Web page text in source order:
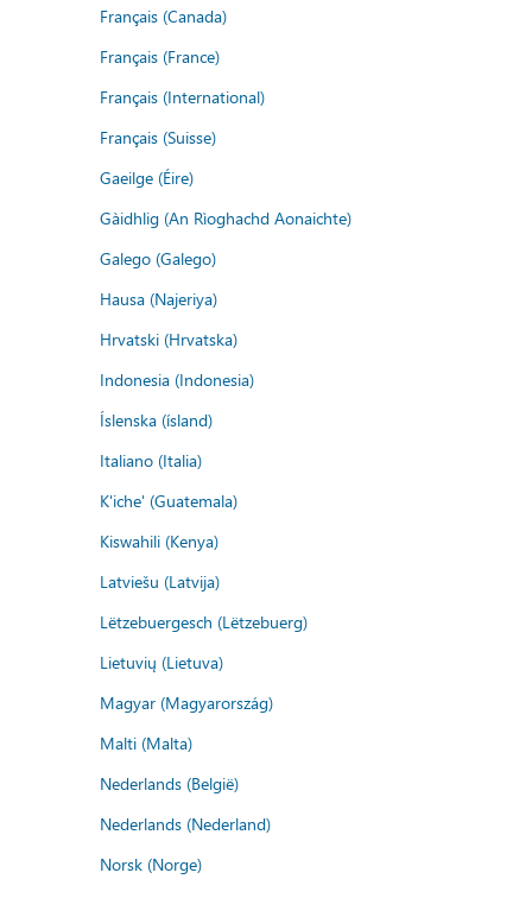
Français (Canada)
Français (France)
Français (International)
Français (Suisse)
Gaeilge (Éire)
Gàidhlig (An Rìoghachd Aonaichte)
Galego (Galego)
Hausa (Najeriya)
Hrvatski (Hrvatska)
Indonesia (Indonesia)
Íslenska (ísland)
Italiano (Italia)
K'iche' (Guatemala)
Kiswahili (Kenya)
Latviešu (Latvija)
Lëtzebuergesch (Lëtzebuerg)
Lietuvių (Lietuva)
Magyar (Magyarország)
Malti (Malta)
Nederlands (België)
Nederlands (Nederland)
Norsk (Norge)